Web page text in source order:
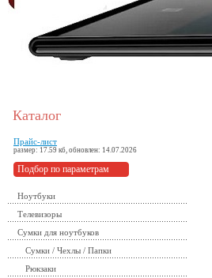
Каталог
Прайс-лист
размер: 17.59 кб, обновлен: 14.07.2026
Подбор по параметрам
Ноутбуки
Телевизоры
Сумки для ноутбуков
Сумки / Чехлы / Папки
Рюкзаки